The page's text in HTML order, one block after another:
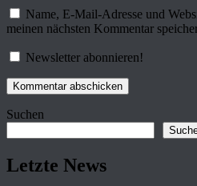
Name, E-Mail-Adresse und
meinen nächsten Kommentar
Newsletter abonnieren!
Suchen
Letzte News